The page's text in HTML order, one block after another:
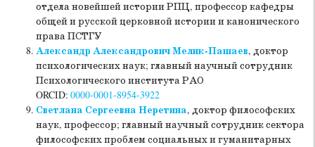
отдела новейшей истории РПЦ, профессор кафедры
общей и русской церковной истории и канонического
права ПСТГУ
Александр Александрович Мелик-Пашаев, доктор
психологических наук; главный научный сотрудник
Психологического института РАО
ORCID: 0000-0001-8954-3922
Светлана Сергеевна Неретина, доктор философских
наук, профессор; главный научный сотрудник сектора
философских проблем социальных и гуманитарных